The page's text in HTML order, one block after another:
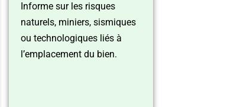
Informe sur les risques
naturels, miniers, sismiques
ou technologiques liés à
l’emplacement du bien.